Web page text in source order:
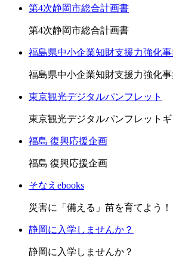
第4次静岡市総合計画書
第4次静岡市総合計画書
福島県中小企業知財支援力強化事
福島県中小企業知財支援力強化事
東京観光デジタルパンフレット
東京観光デジタルパンフレット
福島 復興応援企画
福島 復興応援企画
そなえebooks
災害に「備える」苗を育てよう！
静岡に入学しませんか？
静岡に入学しませんか？